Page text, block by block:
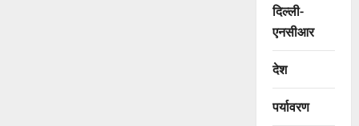
दिल्ली-
एनसीआर
देश
पर्यावरण